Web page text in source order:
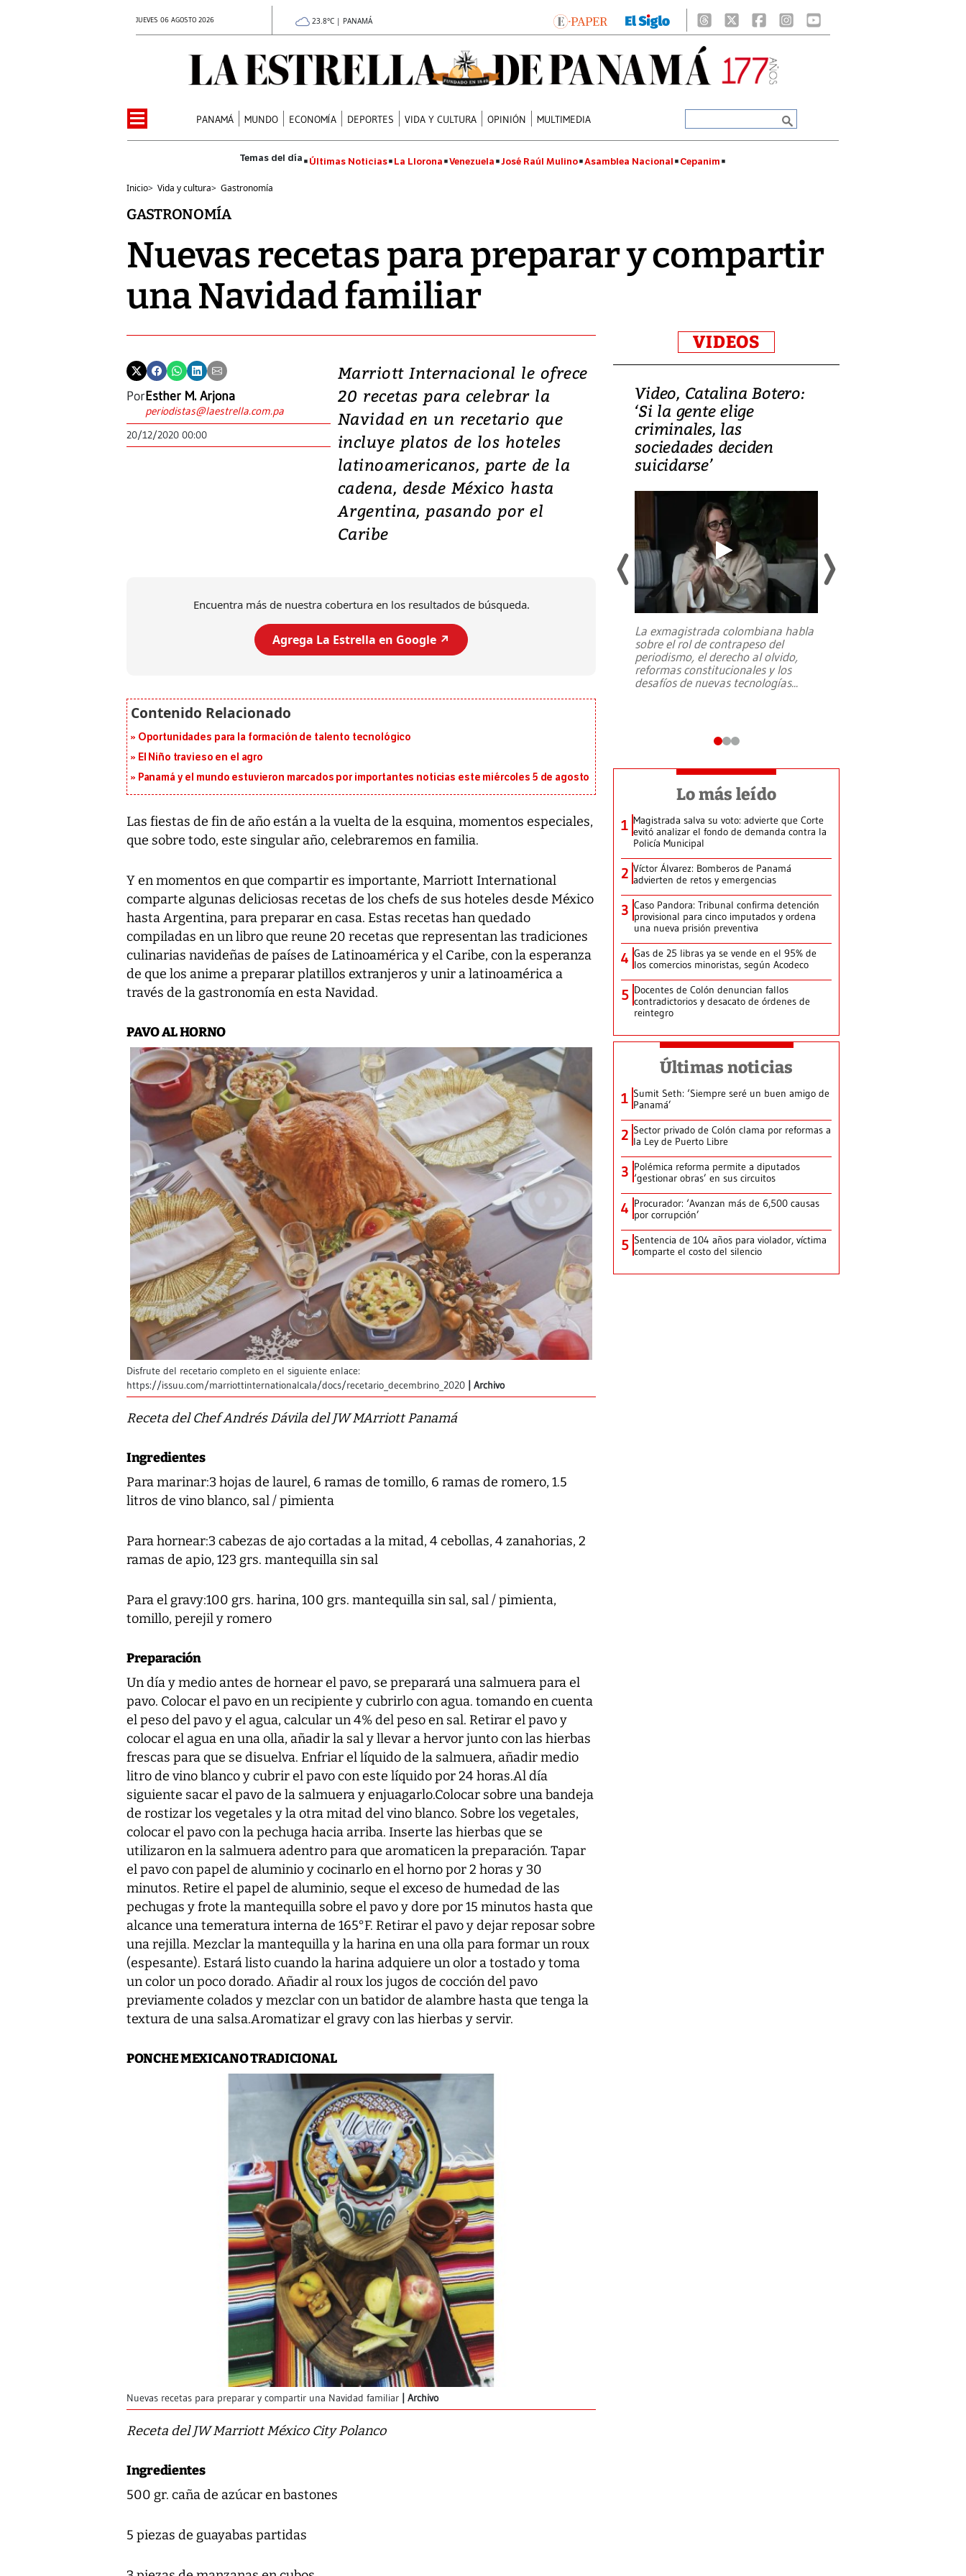
JUEVES 06 AGOSTO 2026 23.8°C | PANAMÁ
PANAMÁ MUNDO ECONOMÍA DEPORTES VIDA Y CULTURA OPINIÓN MULTIMEDIA
Últimas Noticias La Llorona Venezuela José Raúl Mulino Asamblea Nacional Cepanim
Inicio> Vida y cultura> Gastronomía
GASTRONOMÍA
Nuevas recetas para preparar y compartir
una Navidad familiar
PorEsther M. Arjona
periodistas@laestrella.com.pa
20/12/2020 00:00
Marriott Internacional le ofrece
20 recetas para celebrar la
Navidad en un recetario que
incluye platos de los hoteles
latinoamericanos, parte de la
cadena, desde México hasta
Argentina, pasando por el
Caribe
Encuentra más de nuestra cobertura en los resultados de búsqueda.
Agrega La Estrella en Google ↗️
Oportunidades para la formación de talento tecnológico
El Niño travieso en el agro
Panamá y el mundo estuvieron marcados por importantes noticias este miércoles 5 de agosto
Las fiestas de fin de año están a la vuelta de la esquina, momentos especiales,
que sobre todo, este singular año, celebraremos en familia.
Y en momentos en que compartir es importante, Marriott International
comparte algunas deliciosas recetas de los chefs de sus hoteles desde México
hasta Argentina, para preparar en casa. Estas recetas han quedado
compiladas en un libro que reune 20 recetas que representan las tradiciones
culinarias navideñas de países de Latinoamérica y el Caribe, con la esperanza
de que los anime a preparar platillos extranjeros y unir a latinoamérica a
través de la gastronomía en esta Navidad.
PAVO AL HORNO
Disfrute del recetario completo en el siguiente enlace:
https://issuu.com/marriottinternationalcala/docs/recetario_decembrino_2020
Archivo
Receta del Chef Andrés Dávila del JW MArriott Panamá
Ingredientes
Para marinar:3 hojas de laurel, 6 ramas de tomillo, 6 ramas de romero, 1.5
litros de vino blanco, sal / pimienta
Para hornear:3 cabezas de ajo cortadas a la mitad, 4 cebollas, 4 zanahorias, 2
ramas de apio, 123 grs. mantequilla sin sal
Para el gravy:100 grs. harina, 100 grs. mantequilla sin sal, sal / pimienta,
tomillo, perejil y romero
Preparación
Un día y medio antes de hornear el pavo, se preparará una salmuera para el
pavo. Colocar el pavo en un recipiente y cubrirlo con agua. tomando en cuenta
el peso del pavo y el agua, calcular un 4% del peso en sal. Retirar el pavo y
colocar el agua en una olla, añadir la sal y llevar a hervor junto con las hierbas
frescas para que se disuelva. Enfriar el líquido de la salmuera, añadir medio
litro de vino blanco y cubrir el pavo con este líquido por 24 horas.Al día
siguiente sacar el pavo de la salmuera y enjuagarlo.Colocar sobre una bandeja
de rostizar los vegetales y la otra mitad del vino blanco. Sobre los vegetales,
colocar el pavo con la pechuga hacia arriba. Inserte las hierbas que se
utilizaron en la salmuera adentro para que aromaticen la preparación. Tapar
el pavo con papel de aluminio y cocinarlo en el horno por 2 horas y 30
minutos. Retire el papel de aluminio, seque el exceso de humedad de las
pechugas y frote la mantequilla sobre el pavo y dore por 15 minutos hasta que
alcance una temeratura interna de 165°F. Retirar el pavo y dejar reposar sobre
una rejilla. Mezclar la mantequilla y la harina en una olla para formar un roux
(espesante). Estará listo cuando la harina adquiere un olor a tostado y toma
un color un poco dorado. Añadir al roux los jugos de cocción del pavo
previamente colados y mezclar con un batidor de alambre hasta que tenga la
textura de una salsa.Aromatizar el gravy con las hierbas y servir.
PONCHE MEXICANO TRADICIONAL
Nuevas recetas para preparar y compartir una Navidad familiar Archivo
Receta del JW Marriott México City Polanco
Ingredientes
500 gr. caña de azúcar en bastones
5 piezas de guayabas partidas
VIDEOS
Video, Japón: Terremoto
deja heridos y graves
daños en Kumamoto
7,1 se registró este martes 28 de
julio en la prefectura de Kumamoto,
al sur de Japón, provocando una
emergencia de gran
Video, Catalina Botero:
‘Si la gente elige
criminales, las
sociedades deciden
suicidarse’
La exmagistrada colombiana habla
sobre el rol de contrapeso del
periodismo, el derecho al olvido,
reformas constitucionales y los
desafíos de nuevas tecnologías...
Lo más leído
1 Magistrada salva su voto: advierte que Corte
evitó analizar el fondo de demanda contra la
Policía Municipal
2 Víctor Álvarez: Bomberos de Panamá
advierten de retos y emergencias
3 Caso Pandora: Tribunal confirma detención
provisional para cinco imputados y ordena
una nueva prisión preventiva
4 Gas de 25 libras ya se vende en el 95% de
los comercios minoristas, según Acodeco
5 Docentes de Colón denuncian fallos
contradictorios y desacato de órdenes de
reintegro
Últimas noticias
1 Sumit Seth: ‘Siempre seré un buen amigo de
Panamá’
2 Sector privado de Colón clama por reformas a
la Ley de Puerto Libre
3 Polémica reforma permite a diputados
‘gestionar obras’ en sus circuitos
4 Procurador: ‘Avanzan más de 6,500 causas
por corrupción’
5 Sentencia de 104 años para violador, víctima
comparte el costo del silencio